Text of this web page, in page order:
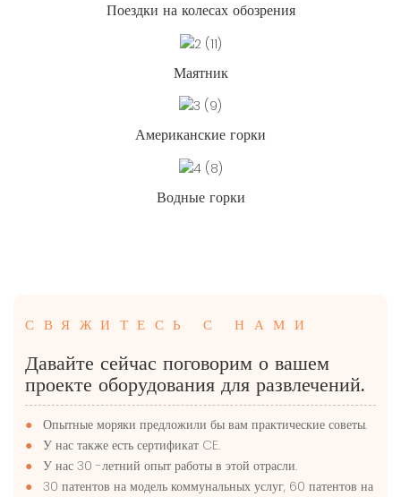
Поездки на колесах обозрения
Маятник
Американские горки
Водные горки
СВЯЖИТЕСЬ С НАМИ
Давайте сейчас поговорим о вашем
проекте оборудования для развлечений.
● Опытные моряки предложили бы вам практические советы.
● У нас также есть сертификат CE.
● У нас 30 -летний опыт работы в этой отрасли.
● 30 патентов на модель коммунальных услуг, 60 патентов на